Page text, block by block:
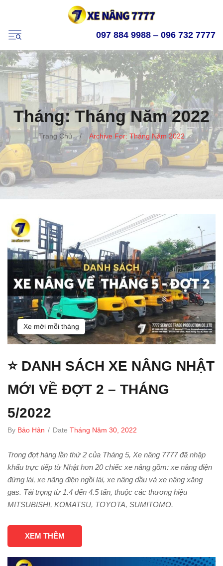
097 884 9988 – 096 732 7777
Tháng:Tháng Năm 2022
Trang Chủ / Archive For: Tháng Năm 2022
Xe mới mỗi tháng
⭐ DANH SÁCH XE NÂNG NHẬT
MỚI VỀ ĐỢT 2 – THÁNG
5/2022
By Bảo Hân / Date Tháng Năm 30, 2022
Trong đợt hàng lần thứ 2 của Tháng 5, Xe nâng 7777 đã nhập
khẩu trực tiếp từ Nhật hơn 20 chiếc xe nâng gồm: xe nâng điện
đứng lái, xe nâng điện ngồi lái, xe nâng dầu và xe nâng xăng
gas. Tải trọng từ 1.4 đến 4.5 tấn, thuộc các thương hiệu
MITSUBISHI, KOMATSU, TOYOTA, SUMITOMO.
XEM THÊM